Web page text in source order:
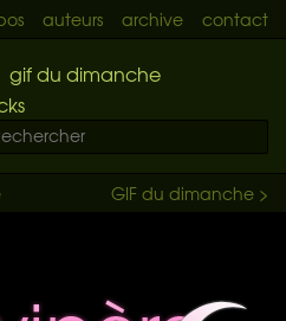
auteurs archive contact
gif du dimanche
GIF du dimanche >